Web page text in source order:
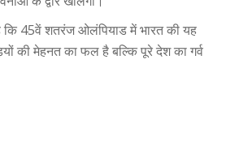
45वें शतरंज ओलंपियाड में भारत की यह
की मेहनत का फल है बल्कि पूरे देश का गर्व